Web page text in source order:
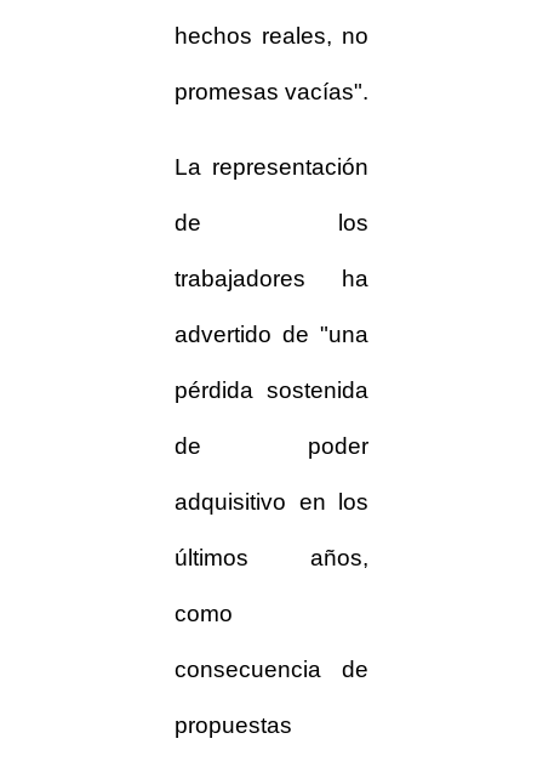
hechos reales, no
promesas vacías".
La representación
de los
trabajadores ha
advertido de "una
pérdida sostenida
de poder
adquisitivo en los
últimos años,
como
consecuencia de
propuestas